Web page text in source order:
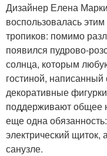
Дизайнер Елена
воспользовалась
тропиков: помимо
появился пудрово-
солнца, которым
гостиной,
декоративные
поддерживают общее
еще одна
электрический щиток,
санузле.